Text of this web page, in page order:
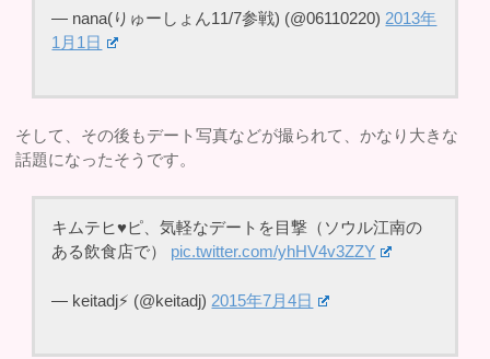
— nana(りゅーしょん11/7参戦) (@06110220) 2013年
1月1日
そして、その後もデート写真などが撮られて、かなり大きな
話題になったそうです。
キムテヒ♥ピ、気軽なデートを目撃（ソウル江南の
ある飲食店で） pic.twitter.com/yhHV4v3ZZY
— keitadj⚡️ (@keitadj) 2015年7月4日